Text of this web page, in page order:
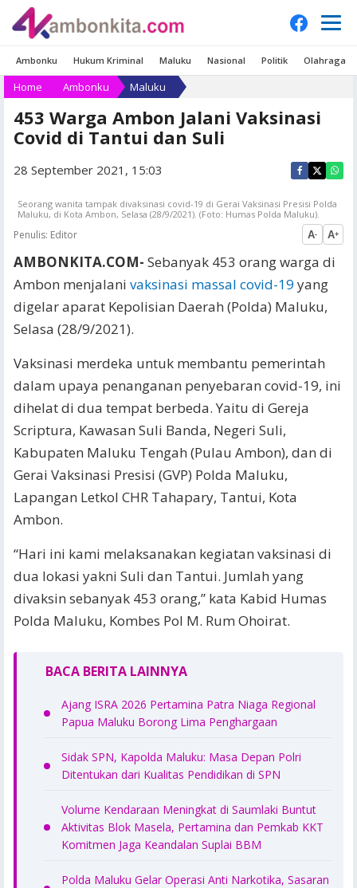
Ambonku Hukum Kriminal Maluku Nasional Politik Olahraga
Home Ambonku Maluku
453 Warga Ambon Jalani Vaksinasi
Covid di Tantui dan Suli
28 September 2021, 15:03
Seorang wanita tampak divaksinasi covid-19 di Gerai Vaksinasi Presisi Polda
Maluku, di Kota Ambon, Selasa (28/9/2021). (Foto: Humas Polda Maluku).
Penulis: Editor A- A+
AMBONKITA.COM- Sebanyak 453 orang warga di
Ambon menjalani vaksinasi massal covid-19 yang
digelar aparat Kepolisian Daerah (Polda) Maluku,
Selasa (28/9/2021).
Vaksinasi merdeka untuk membantu pemerintah
dalam upaya penanganan penyebaran covid-19, ini
dihelat di dua tempat berbeda. Yaitu di Gereja
Scriptura, Kawasan Suli Banda, Negeri Suli,
Kabupaten Maluku Tengah (Pulau Ambon), dan di
Gerai Vaksinasi Presisi (GVP) Polda Maluku,
Lapangan Letkol CHR Tahapary, Tantui, Kota
Ambon.
“Hari ini kami melaksanakan kegiatan vaksinasi di
dua lokasi yakni Suli dan Tantui. Jumlah yang
divaksin sebanyak 453 orang,” kata Kabid Humas
Polda Maluku, Kombes Pol M. Rum Ohoirat.
BACA BERITA LAINNYA
Ajang ISRA 2026 Pertamina Patra Niaga Regional
Papua Maluku Borong Lima Penghargaan
Sidak SPN, Kapolda Maluku: Masa Depan Polri
Ditentukan dari Kualitas Pendidikan di SPN
Volume Kendaraan Meningkat di Saumlaki Buntut
Aktivitas Blok Masela, Pertamina dan Pemkab KKT
Komitmen Jaga Keandalan Suplai BBM
Polda Maluku Gelar Operasi Anti Narkotika, Sasaran